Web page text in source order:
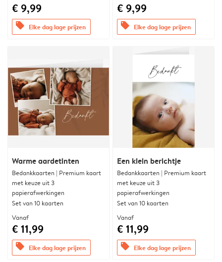
€ 9,99
offers Elke dag lage prijzen
€ 9,99
offers Elke dag lage prijzen
Warme aardetinten
Bedankkaarten | Premium kaart
met keuze uit 3
papierafwerkingen
Set van 10 kaarten
Vanaf
€ 11,99
offers Elke dag lage prijzen
Een klein berichtje
Bedankkaarten | Premium kaart
met keuze uit 3
papierafwerkingen
Set van 10 kaarten
Vanaf
€ 11,99
offers Elke dag lage prijzen